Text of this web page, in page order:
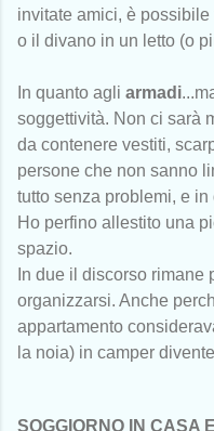
invitate amici, è
o il divano in un letto (o
In quanto agli armadi
soggettività. Non ci sarà
da contenere vestiti,
persone che non sanno
tutto senza problemi, e in
Ho perfino allestito una
spazio.
In due il discorso rimane
organizzarsi. Anche
appartamento
la noia) in camper
SOGGIORNO IN CASA